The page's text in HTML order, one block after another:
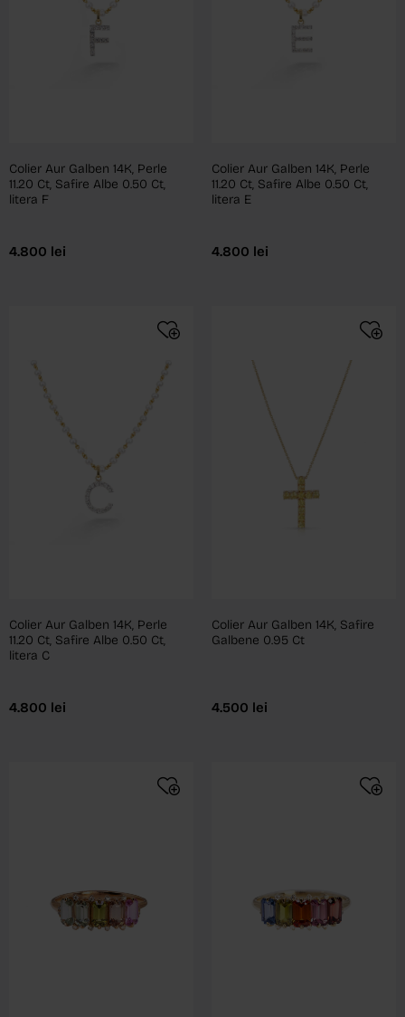
Colier Aur Galben 14K, Perle
11.20 Ct, Safire Albe 0.50 Ct,
litera F
4.800 lei
Colier Aur Galben 14K, Perle
11.20 Ct, Safire Albe 0.50 Ct,
litera E
4.800 lei
Colier Aur Galben 14K, Perle
11.20 Ct, Safire Albe 0.50 Ct,
litera C
4.800 lei
Colier Aur Galben 14K, Safire
Galbene 0.95 Ct
4.500 lei